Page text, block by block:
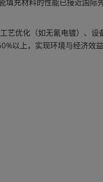
填充材料的性能已接近国际
艺优化（如无氰电镀）、设
以上，实现环境与经济效